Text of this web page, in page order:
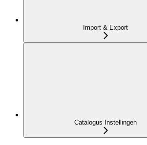
Import & Export
Catalogus Instellingen